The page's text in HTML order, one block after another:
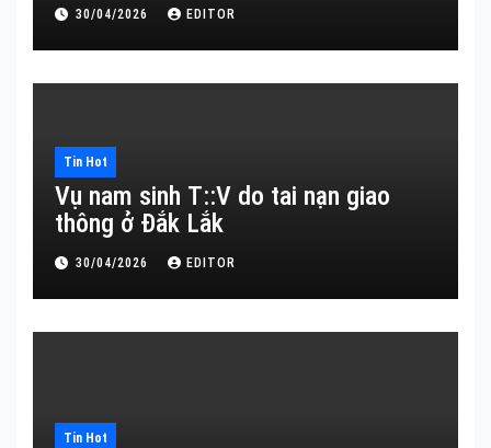
30/04/2026 EDITOR
Tin Hot
Vụ nam sinh T::V do tai nạn giao
thông ở Đắk Lắk
30/04/2026 EDITOR
Tin Hot